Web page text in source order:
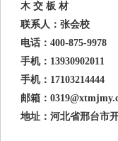
木 交 板 材
联系人：张会校
电话：400-875-9978
手机：13930902011
手机：17103214444
邮箱：
地址：河北省邢台市